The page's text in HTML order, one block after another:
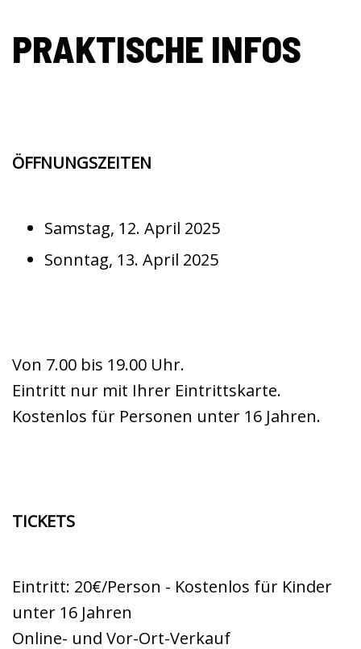
PRAKTISCHE INFOS
ÖFFNUNGSZEITEN
Samstag, 12. April 2025
Sonntag, 13. April 2025
Von 7.00 bis 19.00 Uhr.
Eintritt nur mit Ihrer Eintrittskarte.
Kostenlos für Personen unter 16 Jahren.
TICKETS
Eintritt: 20€/Person - Kostenlos für Kinder
unter 16 Jahren
Online- und Vor-Ort-Verkauf